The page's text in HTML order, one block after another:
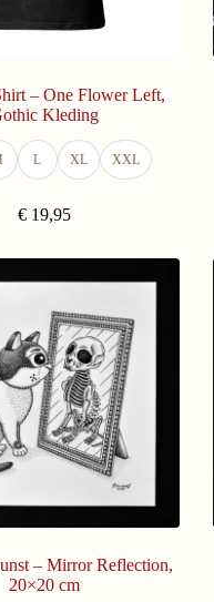
– One Flower Left,
Kleding
L XL XXL
€ 19,95
– Mirror Reflection,
20×20 cm